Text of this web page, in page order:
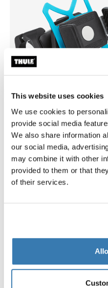
This website uses cookies
We use cookies to
provide social media
We also share information
our social media,
may combine it with other
provided to them or that
of their services.
Thule smartphone bike mount
fijación de smartphone para
negro
Toggle
Todas las
Toggle
Especificaciones